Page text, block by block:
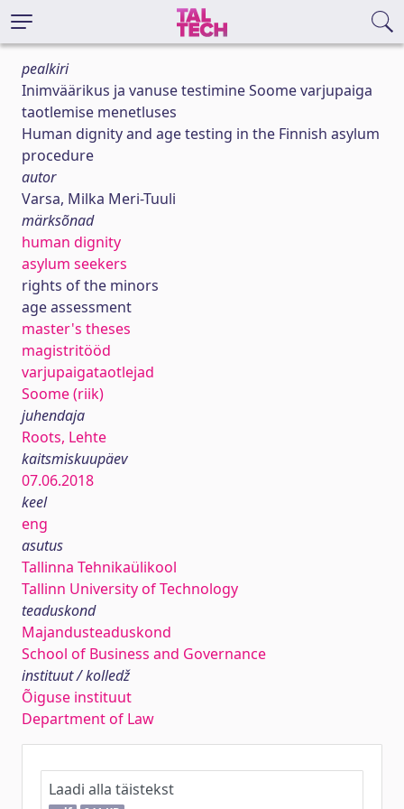
pealkiri
Inimväärikus ja vanuse testimine Soome varjupaiga
taotlemise menetluses
Human dignity and age testing in the Finnish asylum
procedure
autor
Varsa, Milka Meri-Tuuli
märksõnad
human dignity
asylum seekers
rights of the minors
age assessment
master's theses
magistritööd
varjupaigataotlejad
Soome (riik)
juhendaja
Roots, Lehte
kaitsmiskuupäev
07.06.2018
keel
eng
asutus
Tallinna Tehnikaülikool
Tallinn University of Technology
teaduskond
Majandusteaduskond
School of Business and Governance
instituut / kolledž
Õiguse instituut
Department of Law
Laadi alla täistekst